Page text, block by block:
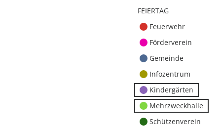
FEIERTAG
Feuerwehr
Förderverein
Gemeinde
Infozentrum
Kindergärten
Mehrzweckhalle
Schützenverein